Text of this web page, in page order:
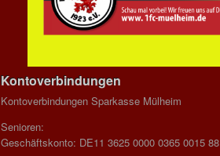
Kontoverbindungen
Kontoverbindungen Sparkasse Mülheim
Senioren:
Geschäftskonto: DE11 3625 0000 0365 0015 88